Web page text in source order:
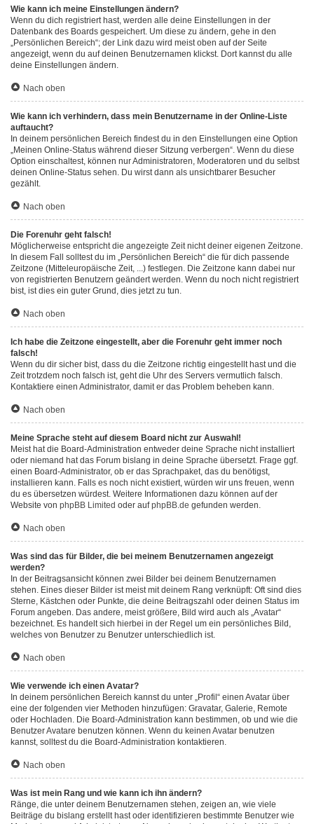
Wie kann ich meine Einstellungen ändern?
Wenn du dich registriert hast, werden alle deine Einstellungen in der
Datenbank des Boards gespeichert. Um diese zu ändern, gehe in den
„Persönlichen Bereich“; der Link dazu wird meist oben auf der Seite
angezeigt, wenn du auf deinen Benutzernamen klickst. Dort kannst du alle
deine Einstellungen ändern.
Nach oben
Wie kann ich verhindern, dass mein Benutzername in der Online-Liste
auftaucht?
In deinem persönlichen Bereich findest du in den Einstellungen eine Option
„Meinen Online-Status während dieser Sitzung verbergen“. Wenn du diese
Option einschaltest, können nur Administratoren, Moderatoren und du selbst
deinen Online-Status sehen. Du wirst dann als unsichtbarer Besucher
gezählt.
Nach oben
Die Forenuhr geht falsch!
Möglicherweise entspricht die angezeigte Zeit nicht deiner eigenen Zeitzone.
In diesem Fall solltest du im „Persönlichen Bereich“ die für dich passende
Zeitzone (Mitteleuropäische Zeit, ...) festlegen. Die Zeitzone kann dabei nur
von registrierten Benutzern geändert werden. Wenn du noch nicht registriert
bist, ist dies ein guter Grund, dies jetzt zu tun.
Nach oben
Ich habe die Zeitzone eingestellt, aber die Forenuhr geht immer noch
falsch!
Wenn du dir sicher bist, dass du die Zeitzone richtig eingestellt hast und die
Zeit trotzdem noch falsch ist, geht die Uhr des Servers vermutlich falsch.
Kontaktiere einen Administrator, damit er das Problem beheben kann.
Nach oben
Meine Sprache steht auf diesem Board nicht zur Auswahl!
Meist hat die Board-Administration entweder deine Sprache nicht installiert
oder niemand hat das Forum bislang in deine Sprache übersetzt. Frage ggf.
einen Board-Administrator, ob er das Sprachpaket, das du benötigst,
installieren kann. Falls es noch nicht existiert, würden wir uns freuen, wenn
du es übersetzen würdest. Weitere Informationen dazu können auf der
Website von phpBB Limited oder aufphpBB.de gefunden werden.
Nach oben
Was sind das für Bilder, die bei meinem Benutzernamen angezeigt
werden?
In der Beitragsansicht können zwei Bilder bei deinem Benutzernamen
stehen. Eines dieser Bilder ist meist mit deinem Rang verknüpft: Oft sind dies
Sterne, Kästchen oder Punkte, die deine Beitragszahl oder deinen Status im
Forum angeben. Das andere, meist größere, Bild wird auch als „Avatar“
bezeichnet. Es handelt sich hierbei in der Regel um ein persönliches Bild,
welches von Benutzer zu Benutzer unterschiedlich ist.
Nach oben
Wie verwende ich einen Avatar?
In deinem persönlichen Bereich kannst du unter „Profil“ einen Avatar über
eine der folgenden vier Methoden hinzufügen: Gravatar, Galerie, Remote
oder Hochladen. Die Board-Administration kann bestimmen, ob und wie die
Benutzer Avatare benutzen können. Wenn du keinen Avatar benutzen
kannst, solltest du die Board-Administration kontaktieren.
Nach oben
Was ist mein Rang und wie kann ich ihn ändern?
Ränge, die unter deinem Benutzernamen stehen, zeigen an, wie viele
Beiträge du bislang erstellt hast oder identifizieren bestimmte Benutzer wie